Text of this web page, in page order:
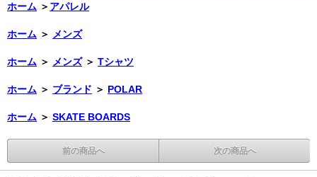
ホーム ＞ アパレル
ホーム ＞ メンズ
ホーム ＞ メンズ ＞ Tシャツ
ホーム ＞ ブランド ＞ POLAR
ホーム ＞ SKATE BOARDS
前の商品へ 次の商品へ